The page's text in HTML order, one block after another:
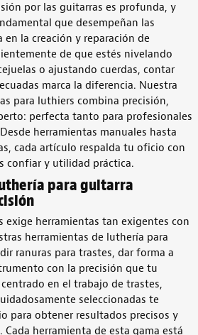
por las guitarras es profunda, y
que desempeñan las
en la creación y reparación de
de que estés nivelando
o ajustando cuerdas, contar
marca la diferencia. Nuestra
para luthiers combina precisión,
perfecta tanto para profesionales
herramientas manuales hasta
cada artículo respalda tu oficio con
confiar y utilidad práctica.
para guitarra
exige herramientas tan exigentes con
herramientas de luthería para
ranuras para trastes, dar forma a
con la precisión que tu
en el trabajo de trastes,
seleccionadas te
para obtener resultados precisos y
Cada herramienta de esta gama está